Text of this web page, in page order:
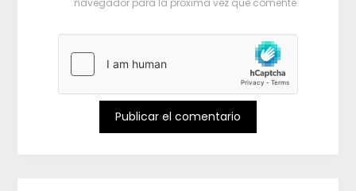
navegador para la próxima vez que comente.